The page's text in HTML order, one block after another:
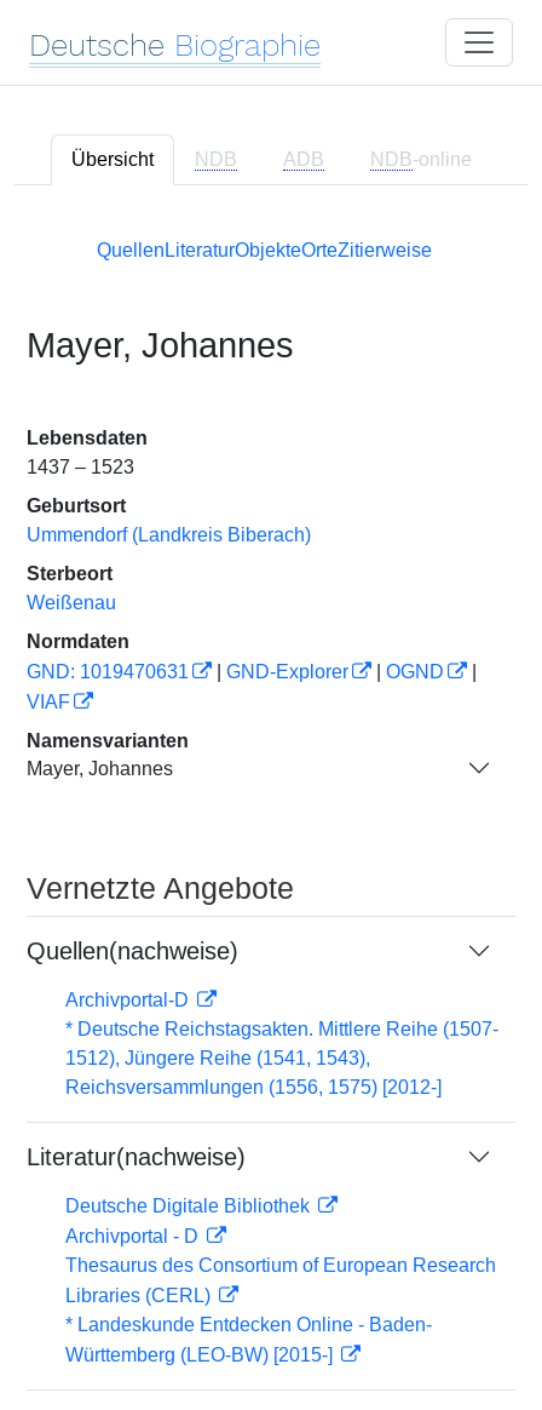
Deutsche Biographie
Übersicht NDB ADB NDB-online
Quellen LiteraturObjekteOrteZitierweise
Mayer, Johannes
Lebensdaten
1437 – 1523
Geburtsort
Ummendorf (Landkreis Biberach)
Sterbeort
Weißenau
Normdaten
GND: 1019470631
GND-Explorer OGND
VIAF
Namensvarianten
Mayer, Johannes
Vernetzte Angebote
Quellen(nachweise)
Archivportal-D
* Deutsche Reichstagsakten. Mittlere Reihe (1507-
1512), Jüngere Reihe (1541, 1543),
Reichsversammlungen (1556, 1575) [2012-]
Literatur(nachweise)
Deutsche Digitale Bibliothek
Archivportal - D
Thesaurus des Consortium of European Research
Libraries (CERL)
* Landeskunde Entdecken Online - Baden-
Württemberg (LEO-BW) [2015-]